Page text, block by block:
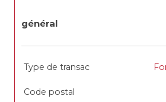
général
TRAD_SIROCCO_Caracteristique Valeurs
Type de transac
Code postal